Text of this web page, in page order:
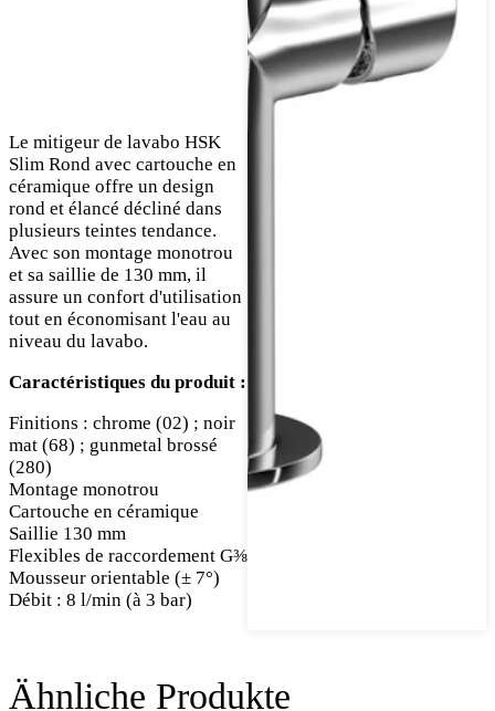
Le mitigeur de lavabo HSK
Slim Rond avec cartouche en
céramique offre un design
rond et élancé décliné dans
plusieurs teintes tendance.
Avec son montage monotrou
et sa saillie de 130 mm, il
assure un confort d'utilisation
tout en économisant l'eau au
niveau du lavabo.
Caractéristiques du produit :
Finitions : chrome (02) ; noir
mat (68) ; gunmetal brossé
(280)
Montage monotrou
Cartouche en céramique
Saillie 130 mm
Flexibles de raccordement G⅜
Mousseur orientable (± 7°)
Débit : 8 l/min (à 3 bar)
Ähnliche Produkte